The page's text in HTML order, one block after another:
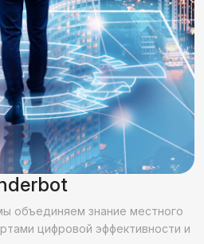
объединяем знание местного
цифровой эффективности и